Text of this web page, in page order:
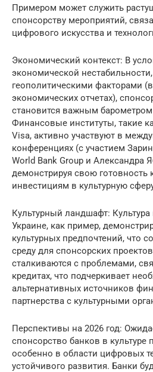
Примером может служить
спонсорству мероприятий,
цифрового искусства и
Экономический контекст: В
экономической
геополитическими факторами
экономических отчетах),
становится важным
Финансовые институты, такие
Visa, активно участвуют в
конференциях (с участием
World Bank Group и Александра
демонстрируя свою готовность
инвестициям в культурную
Культурный ландшафт:
Украине, как пример,
культурных предпочтений, что
среду для спонсорских
сталкиваются с проблемами,
кредитах, что подчеркивает
альтернативных источников
партнерства с культурными
Перспективы на 2026 год:
спонсорство банков в культуре
особенно в области цифровых
устойчивого развития. Банки